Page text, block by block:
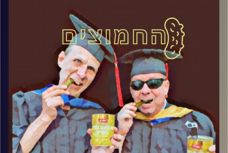
עם פרופסור בועז בן-דוד ופרופסור גלעד
הירשברגר
והפעם: שבועיים לבחירות: כלב מי שרפורמי
קרדיט תמונות:AudioVersity